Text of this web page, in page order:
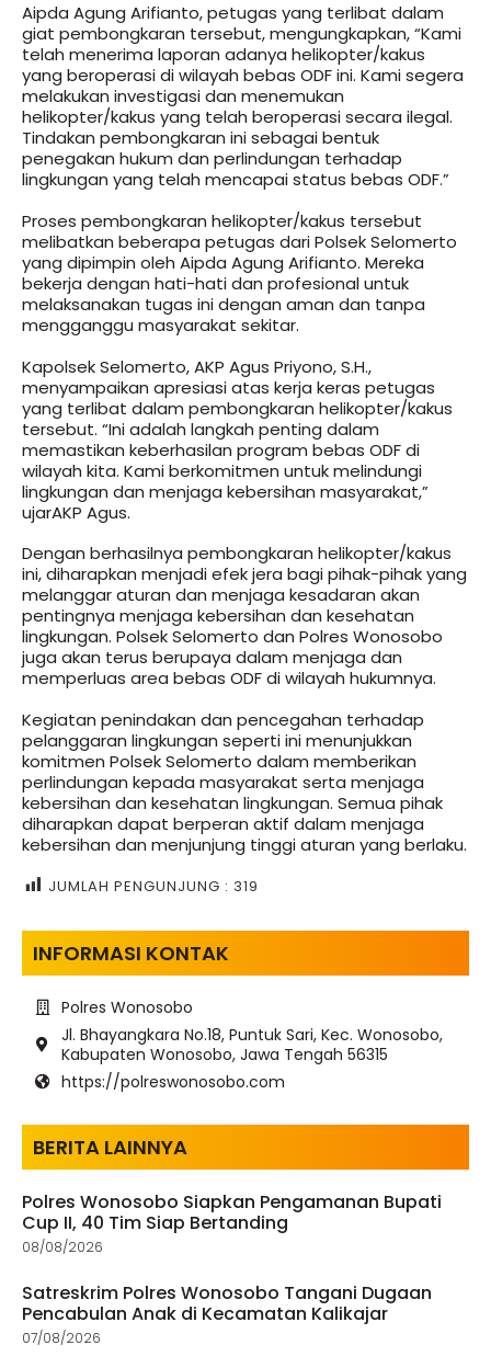
Aipda Agung Arifianto, petugas yang terlibat dalam
giat pembongkaran tersebut, mengungkapkan, “Kami
telah menerima laporan adanya helikopter/kakus
yang beroperasi di wilayah bebas ODF ini. Kami segera
melakukan investigasi dan menemukan
helikopter/kakus yang telah beroperasi secara ilegal.
Tindakan pembongkaran ini sebagai bentuk
penegakan hukum dan perlindungan terhadap
lingkungan yang telah mencapai status bebas ODF.”
Proses pembongkaran helikopter/kakus tersebut
melibatkan beberapa petugas dari Polsek Selomerto
yang dipimpin oleh Aipda Agung Arifianto. Mereka
bekerja dengan hati-hati dan profesional untuk
melaksanakan tugas ini dengan aman dan tanpa
mengganggu masyarakat sekitar.
Kapolsek Selomerto, AKP Agus Priyono, S.H.,
menyampaikan apresiasi atas kerja keras petugas
yang terlibat dalam pembongkaran helikopter/kakus
tersebut. “Ini adalah langkah penting dalam
memastikan keberhasilan program bebas ODF di
wilayah kita. Kami berkomitmen untuk melindungi
lingkungan dan menjaga kebersihan masyarakat,”
ujarAKP Agus.
Dengan berhasilnya pembongkaran helikopter/kakus
ini, diharapkan menjadi efek jera bagi pihak-pihak yang
melanggar aturan dan menjaga kesadaran akan
pentingnya menjaga kebersihan dan kesehatan
lingkungan. Polsek Selomerto dan Polres Wonosobo
juga akan terus berupaya dalam menjaga dan
memperluas area bebas ODF di wilayah hukumnya.
Kegiatan penindakan dan pencegahan terhadap
pelanggaran lingkungan seperti ini menunjukkan
komitmen Polsek Selomerto dalam memberikan
perlindungan kepada masyarakat serta menjaga
kebersihan dan kesehatan lingkungan. Semua pihak
diharapkan dapat berperan aktif dalam menjaga
kebersihan dan menjunjung tinggi aturan yang berlaku.
JUMLAH PENGUNJUNG : 319
INFORMASI KONTAK
Polres Wonosobo
Jl. Bhayangkara No.18, Puntuk Sari, Kec. Wonosobo,
Kabupaten Wonosobo, Jawa Tengah 56315
https://polreswonosobo.com
BERITA LAINNYA
Polres Wonosobo Siapkan Pengamanan Bupati
Cup II, 40 Tim Siap Bertanding
08/08/2026
Satreskrim Polres Wonosobo Tangani Dugaan
Pencabulan Anak di Kecamatan Kalikajar
07/08/2026